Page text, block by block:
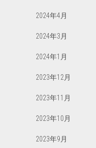
2024年4月
2024年3月
2024年1月
2023年12月
2023年11月
2023年10月
2023年9月